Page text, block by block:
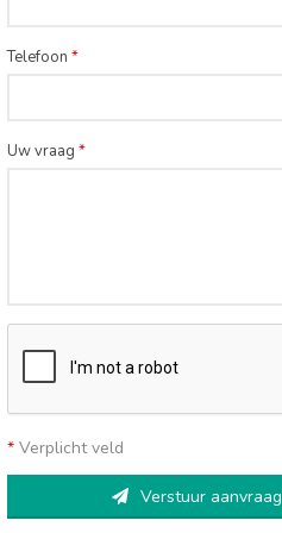
Telefoon *
Uw vraag *
* Verplicht veld
Verstuur aanvraag